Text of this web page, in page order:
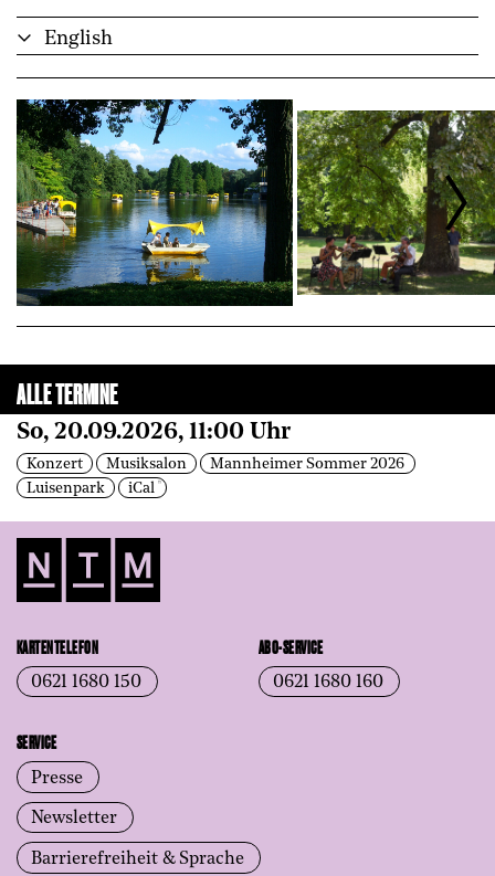
English
ALLE TERMINE
So, 20.09.2026, 11:00 Uhr
Konzert Musiksalon
Mannheimer Sommer 2026
Luisenpark
iCal
KARTENTELEFON
0621 1680 150
ABO-SERVICE
0621 1680 160
SERVICE
Presse
Newsletter
Barrierefreiheit & Sprache